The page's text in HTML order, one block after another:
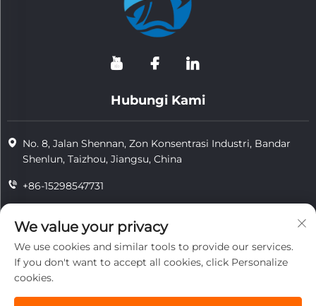
Hubungi Kami
No. 8, Jalan Shennan, Zon Konsentrasi Industri, Bandar
Shenlun, Taizhou, Jiangsu, China
+86-15298547731
[email protected]
We value your privacy
We use cookies and similar tools to provide our services.
If you don't want to accept all cookies, click Personalize
cookies.